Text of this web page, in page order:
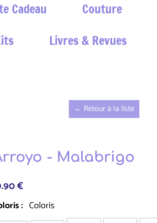
Cadeau Couture
Livres & Revues
← Retour à la liste
- Malabrigo
€
: Coloris